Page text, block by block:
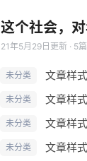
这个社会，
21年5月29日 更新 · 5
未分类 文章样
未分类 文章样
未分类 文章样
未分类 文章样